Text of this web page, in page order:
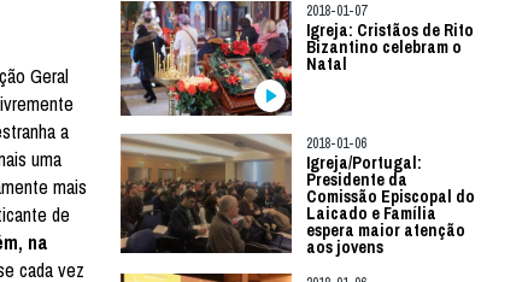
Geral
a
uma
mais
de
na
cada vez
2018-01-07
Igreja: Cristãos de Rito
Bizantino celebram o
Natal
2018-01-06
Igreja/Portugal:
Presidente da
Comissão Episcopal do
Laicado e Família
espera maior atenção
aos jovens